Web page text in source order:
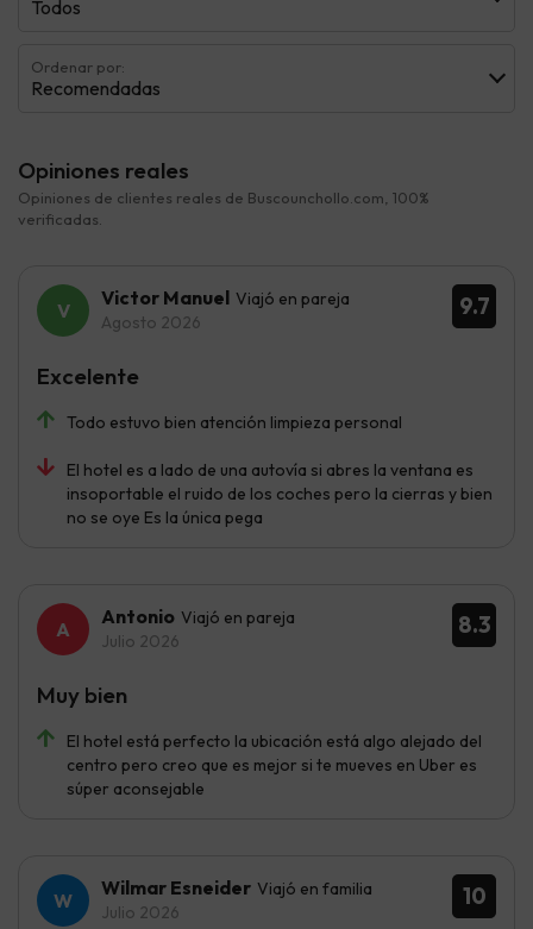
Todos
Ordenar por:
Recomendadas
Opiniones reales
Opiniones de clientes reales de Buscounchollo.com, 100%
verificadas.
9.7
Victor Manuel Viajó en pareja
Agosto 2026
Todo estuvo bien atención limpieza personal
El hotel es a lado de una autovía si abres la ventana es
insoportable el ruido de los coches pero la cierras y bien
no se oye Es la única pega
Excelente
8.3
Antonio Viajó en pareja
Julio 2026
El hotel está perfecto la ubicación está algo alejado del
centro pero creo que es mejor si te mueves en Uber es
súper aconsejable
Muy bien
10
Wilmar Esneider Viajó en familia
Julio 2026